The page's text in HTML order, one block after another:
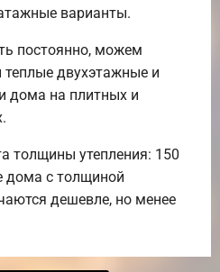
варианты.
постоянно, можем
двухэтажные и
дома на плитных и
толщины утепления: 150
с толщиной
дешевле, но менее